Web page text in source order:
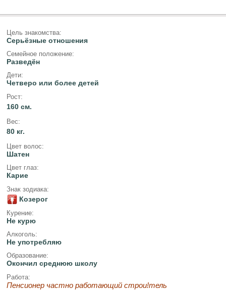
Цель знакомства:
Серьёзные отношения
Семейное положение:
Разведён
Дети:
Четверо или более детей
Рост:
160 см.
Вес:
80 кг.
Цвет волос:
Шатен
Цвет глаз:
Карие
Знак зодиака:
Козерог
Курение:
Не курю
Алкоголь:
Не употребляю
Образование:
Окончил среднюю школу
Работа:
Пенсионер частно работающий строи!тель